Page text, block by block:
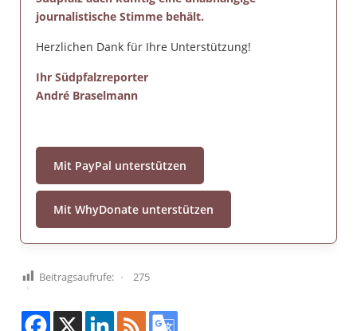
journalistische Stimme behält.
Herzlichen Dank für Ihre Unterstützung!
Ihr Südpfalzreporter
André Braselmann
Mit PayPal unterstützen
Mit WhyDonate unterstützen
Beitragsaufrufe: 275